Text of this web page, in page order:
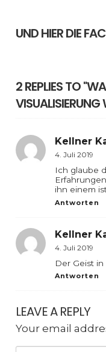
UND HIER DIE
2 REPLIES TO
Kellner
4. Juli 2019
Ich glaube
ihn einem
Antworten
Kellner
4. Juli 2019
Der Geist
Antworten
LEAVE A REPLY
Your email